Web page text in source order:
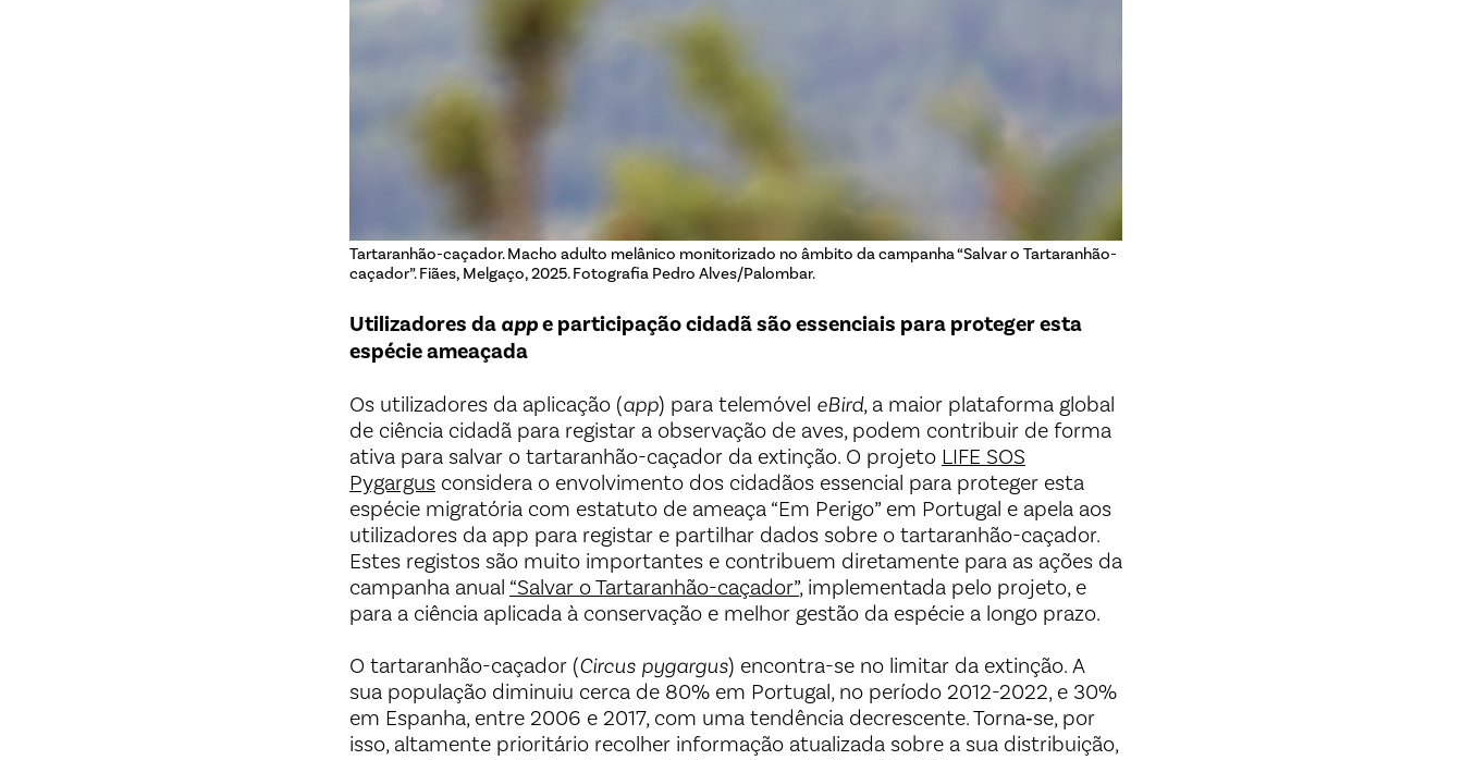
Tartaranhão-caçador. Macho adulto melânico monitorizado no âmbito da campanha “Salvar o Tartaranhão-
caçador”. Fiães, Melgaço, 2025. Fotografia Pedro Alves/Palombar.
Utilizadores da appe participação cidadã são essenciais para proteger esta
espécie ameaçada
Os utilizadores da aplicação (app) para telemóvel eBird, a maior plataforma global
de ciência cidadã para registar a observação de aves, podem contribuir de forma
ativa para salvar o tartaranhão-caçador da extinção. O projeto LIFE SOS
Pygargusconsidera o envolvimento dos cidadãos essencial para proteger esta
espécie migratória com estatuto de ameaça “Em Perigo” em Portugal e apela aos
utilizadores da app para registar e partilhar dados sobre o tartaranhão-caçador.
Estes registos são muito importantes e contribuem diretamente para as ações da
campanha anual “Salvar o Tartaranhão-caçador”, implementada pelo projeto, e
para a ciência aplicada à conservação e melhor gestão da espécie a longo prazo.
O tartaranhão-caçador (Circus pygargus) encontra-se no limitar da extinção. A
sua população diminuiu cerca de 80% em Portugal, no período 2012-2022, e 30%
em Espanha, entre 2006 e 2017, com uma tendência decrescente. Torna‑se, por
isso, altamente prioritário recolher informação atualizada sobre a sua distribuição,